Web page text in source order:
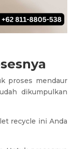
proses mendaur
dikumpulkan
recycle ini Anda